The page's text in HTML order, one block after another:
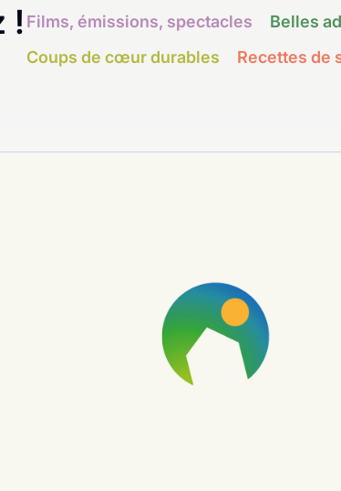
! Films, émissions, spectacles
Belles
Coups de cœur durables
Recettes de